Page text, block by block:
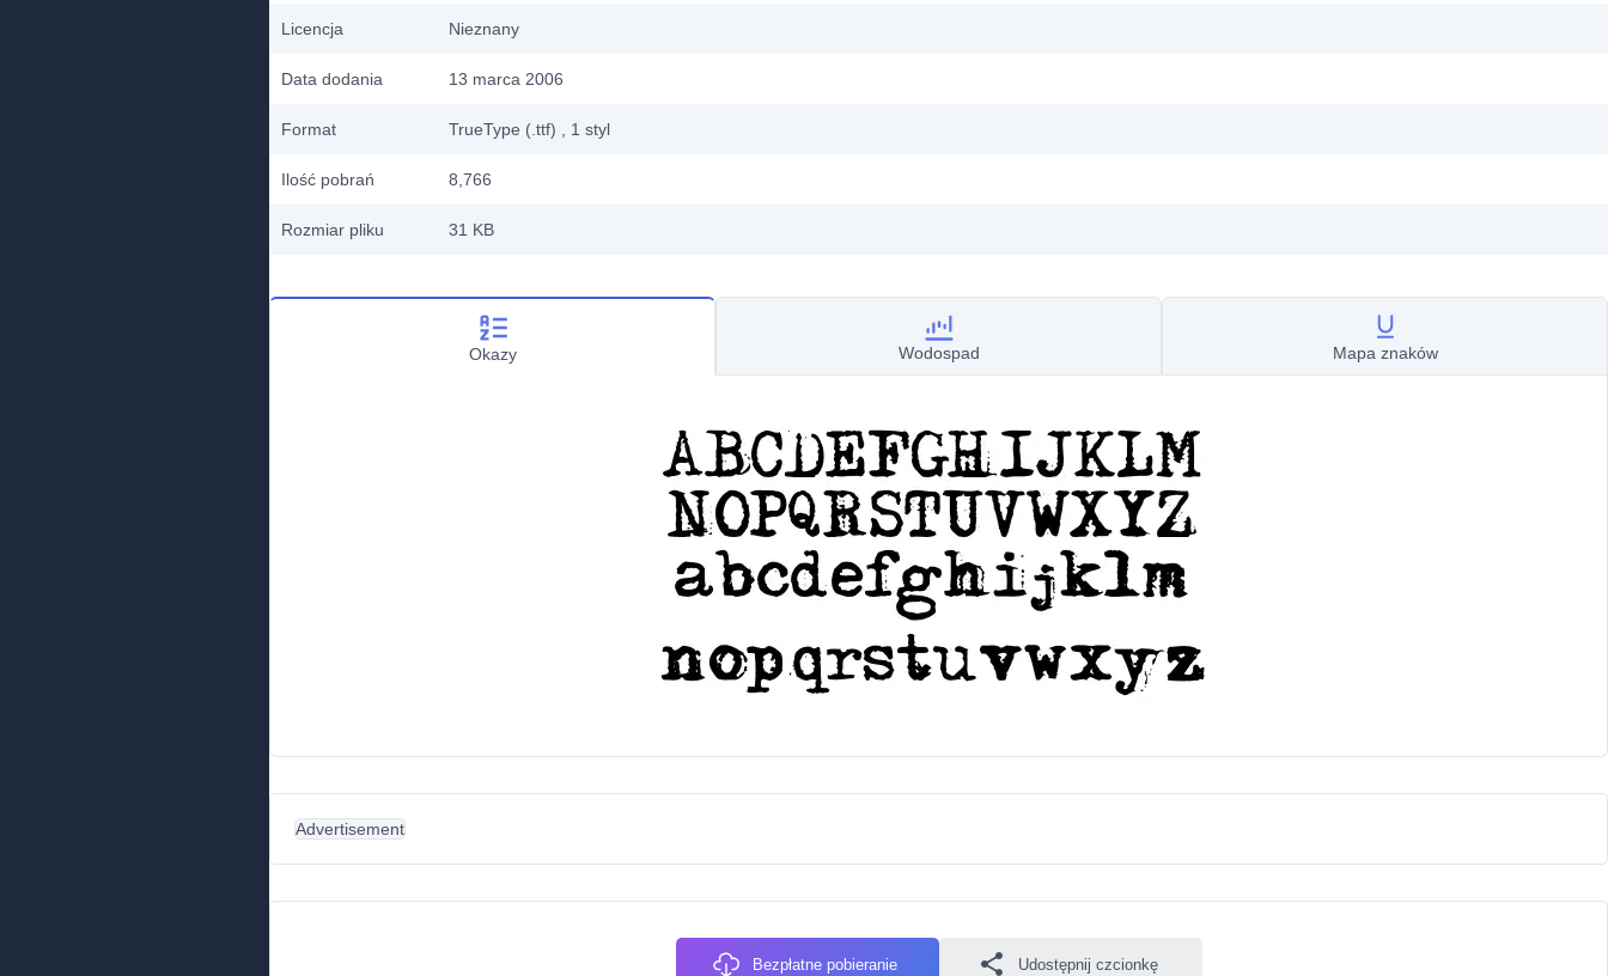
Licencja Nieznany
Data dodania 13 marca 2006
Format TrueType (.ttf) , 1 styl
Ilość pobrań 8,766
Rozmiar pliku 31 KB
Okazy Wodospad Mapa znaków
Advertisement
Bezpłatne pobieranie Udostępnij czcionkę